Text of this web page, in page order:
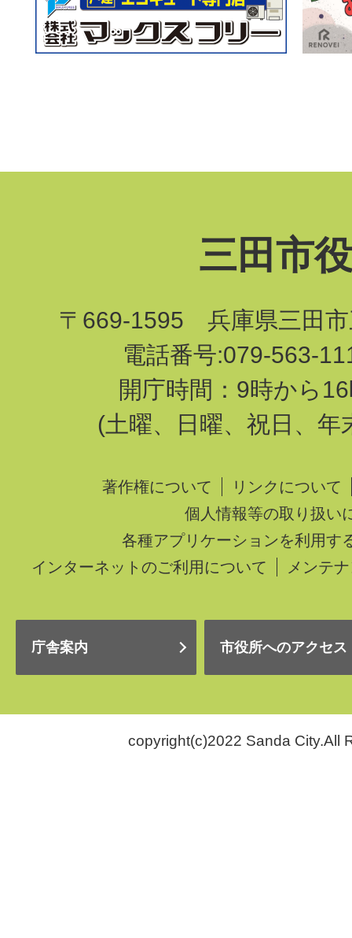
三田市
〒669-1595 兵庫県三田市
電話番号:079-563-
開庁時間：9時から
(土曜、日曜、祝日、年
著作権について
リンクについて
個人情報等の取り扱い
各種アプリケーションを利用す
インターネットのご利用について
メンテ
庁舎案内 市役所へのアクセス
copyright(c)2022 Sanda City.All